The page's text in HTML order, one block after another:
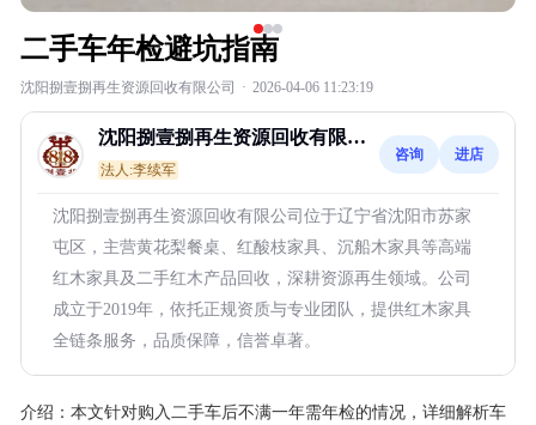
二手车年检避坑指南
沈阳捌壹捌再生资源回收有限公司 · 2026-04-06 11:23:19
沈阳捌壹捌再生资源回收有限公
司
法人:李续军
咨询 进店
沈阳捌壹捌再生资源回收有限公司位于辽宁省沈阳市苏家
屯区，主营黄花梨餐桌、红酸枝家具、沉船木家具等高端
红木家具及二手红木产品回收，深耕资源再生领域。公司
成立于2019年，依托正规资质与专业团队，提供红木家具
全链条服务，品质保障，信誉卓著。
介绍： 本文针对购入二手车后不满一年需年检的情况，详细解析车